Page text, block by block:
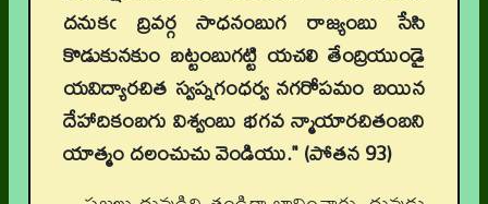
దనుకఁ ద్రివర్గ సాధనంబుగ రాజ్యంబు సేసి
కొడుకునకుం బట్టంబుగట్టి యచలి తేంద్రియుండై
యవిద్యారచిత స్వప్నగంధర్వ నగరోపమం బయిన
దేహాదికంబగు విశ్వంబు భగవ న్మాయారచితంబని
యాత్మం దలంచుచు వెండియు." (పోతన93)